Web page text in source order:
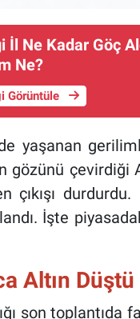
İl Ne Kadar Göç
Ne?
Görüntüle
yaşanan
gözünü çevirdiği
çıkışı
İşte
Altın Düştü
son toplantıda